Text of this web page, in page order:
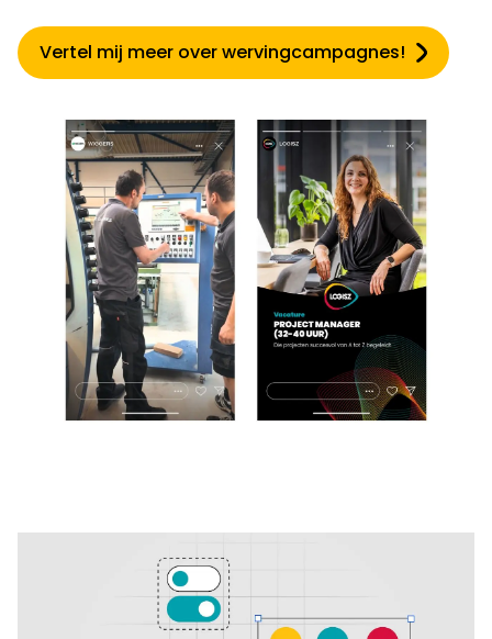
Vertel mij meer over wervingcampagnes!